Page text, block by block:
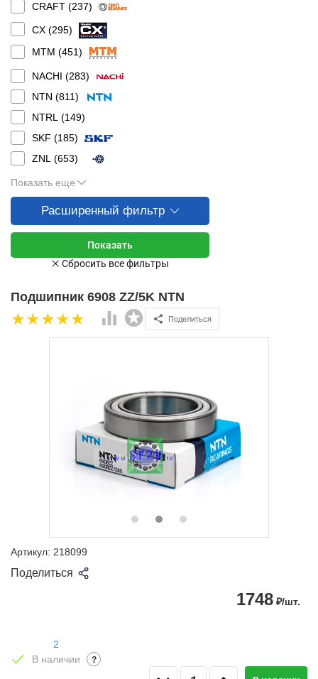
CRAFT (237)
CX (295)
MTM (451)
NACHI (283)
NTN (811)
NTRL (149)
SKF (185)
ZNL (653)
Показать еще
Расширенный фильтр
Подшипник 6908 ZZ/5K NTN
Поделиться
Артикул: 218099
Поделиться
1748 ₽/шт.
2
В наличии
?